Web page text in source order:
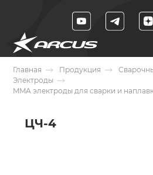
Главная Продукция
Электроды
MMA электроды для сварки и
ЦЧ-4